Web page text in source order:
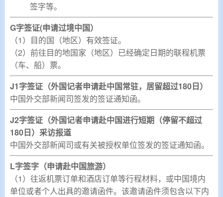
签字等。
G字签证(申请过境中国）
（1）目的国（地区）有效签证。
（2）前往目的地国家（地区）已经确定日期的联程机票
（车、船）票。
J1字签证（外国记者申请赴中国常驻，居留超过180日）
中国外交部新闻司签发的签证通知函。
J2字签证（外国记者申请赴中国进行短期（停留不超过
180日）采访报道
中国外交部新闻司或有关被授权单位签发的签证通知函。
L字签字（申请赴中国旅游）
（1）往返机票订单和酒店订单等行程材料，或中国境内
单位或者个人出具的邀请函件。该邀请函件须包含以下内